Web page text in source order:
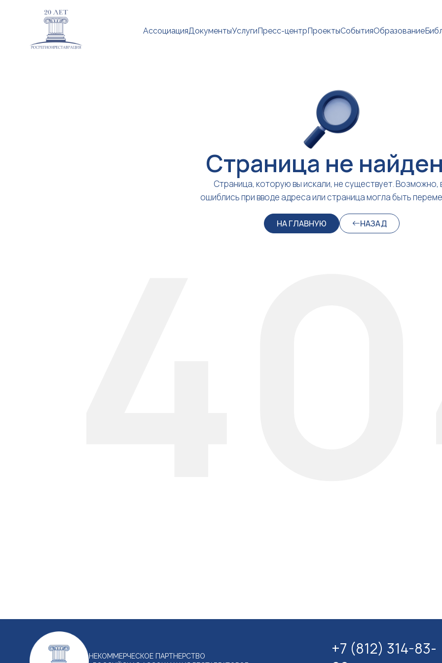
АссоциацияДокументыУслугиПресс-центрПроектыСобытияОбразование
Страница не
Страница, которую вы искали, не существует. Возможно,
ошиблись при вводе адреса или страница могла быть
НА ГЛАВНУЮ НАЗАД
НЕКОММЕРЧЕСКОЕ ПАРТНЕРСТВО
+7 (812) 314-83-